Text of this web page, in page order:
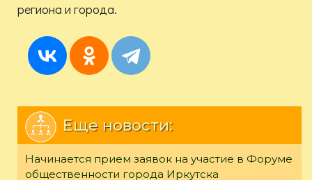
региона и города.
Еще новости:
Начинается прием заявок на участие в Форуме
общественности города Иркутска